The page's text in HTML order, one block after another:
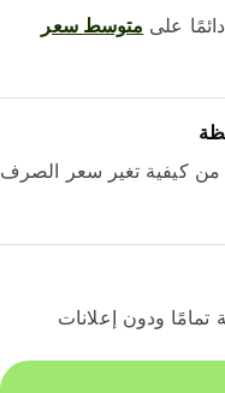
علىمتوسط ​​سعر
كيفية تغير سعر الصرف
ودون إعلانات